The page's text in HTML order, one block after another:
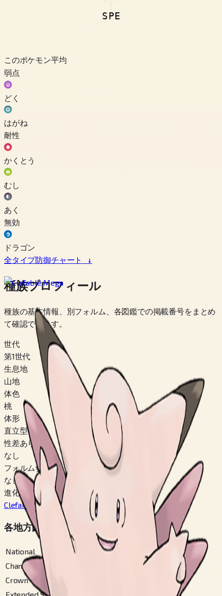
SPE
このポケモン平均
弱点
どく
はがね
耐性
かくとう
むし
あく
無効
ドラゴン
全タイプ防御チャート
↓
種族プロフィール
種族の基本情報、別フォルム、各図鑑での掲載番号をまとめ
て確認できます。
世代
第1世代
生息地
山地
体色
桃
体形
直立型
性差あり
なし
フォルム切替
なし
進化前
Clefairy
#35
各地方図鑑番号
National
36
Champions
Crown Tundra